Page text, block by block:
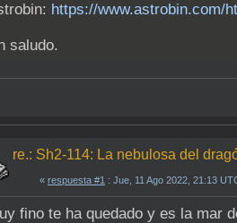
https://www.astrobin.com/
saludo.
re.: Sh2-114: La nebulosa del
« respuesta #1 : Jue, 11 Ago 2022, 21:13
fino te ha quedado y es la mar